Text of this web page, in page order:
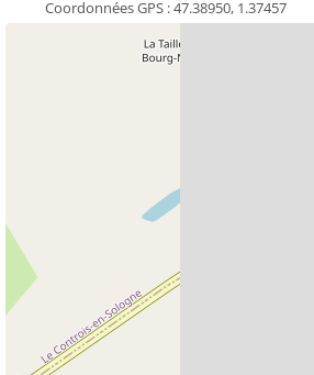
Coordonnées GPS :47.38950, 1.37457